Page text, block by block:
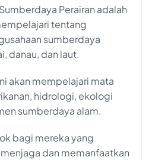
Perairan adalah
tentang
sumberdaya
danau, dan laut.
akan mempelajari mata
hidrologi, ekologi
sumberdaya alam.
bagi mereka yang
dan memanfaatkan